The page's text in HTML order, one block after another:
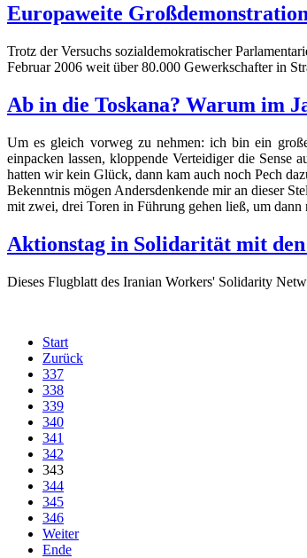
Europaweite
Trotz der Versuchs sozialdemokratischer
Februar 2006 weit über 80.000 Gewerkschafter in
Ab in die Toskana? Warum im
Um es gleich vorweg zu nehmen: ich bin ein
einpacken lassen, kloppende Verteidiger die Sense
hatten wir kein Glück, dann kam auch noch Pech
Bekenntnis mögen Andersdenkende mir an dieser
mit zwei, drei Toren in Führung gehen ließ, um
Aktionstag in Solidarität mit
Dieses Flugblatt des Iranian Workers' Solidarity
Start
Zurück
337
338
339
340
341
342
343
344
345
346
Weiter
Ende